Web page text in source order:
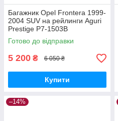
Багажник Opel Frontera 1999-
2004 SUV на рейлинги Aguri
Prestige P7-1503B
Готово до відправки
5 200 ₴ 6 050 ₴
Купити
–14%